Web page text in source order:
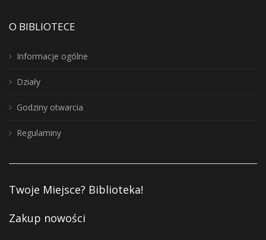
O BIBLIOTECE
Informacje ogólne
Działy
Godziny otwarcia
Regulaminy
Twoje Miejsce? Biblioteka!
Zakup nowości